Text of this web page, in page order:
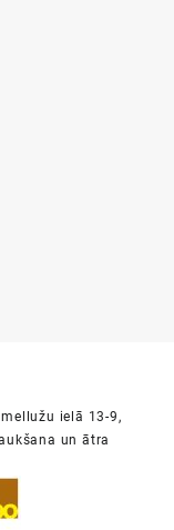
ielā 13-9,
un ātra